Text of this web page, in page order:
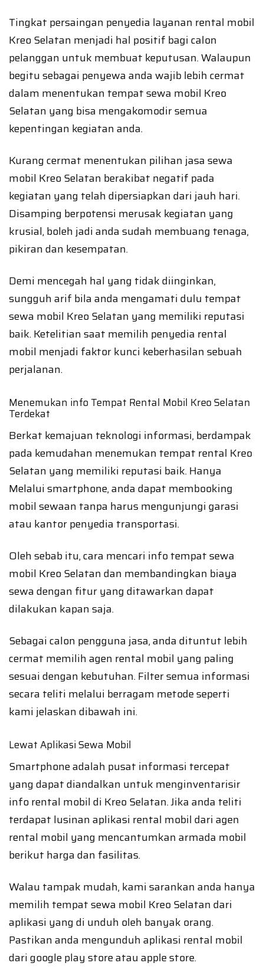
Tingkat persaingan penyedia layanan rental mobil
Kreo Selatan menjadi hal positif bagi calon
pelanggan untuk membuat keputusan. Walaupun
begitu sebagai penyewa anda wajib lebih cermat
dalam menentukan tempat sewa mobil Kreo
Selatan yang bisa mengakomodir semua
kepentingan kegiatan anda.
Kurang cermat menentukan pilihan jasa sewa
mobil Kreo Selatan berakibat negatif pada
kegiatan yang telah dipersiapkan dari jauh hari.
Disamping berpotensi merusak kegiatan yang
krusial, boleh jadi anda sudah membuang tenaga,
pikiran dan kesempatan.
Demi mencegah hal yang tidak diinginkan,
sungguh arif bila anda mengamati dulu tempat
sewa mobil Kreo Selatan yang memiliki reputasi
baik. Ketelitian saat memilih penyedia rental
mobil menjadi faktor kunci keberhasilan sebuah
perjalanan.
Menemukan info Tempat Rental Mobil Kreo Selatan
Terdekat
Berkat kemajuan teknologi informasi, berdampak
pada kemudahan menemukan tempat rental Kreo
Selatan yang memiliki reputasi baik. Hanya
Melalui smartphone, anda dapat membooking
mobil sewaan tanpa harus mengunjungi garasi
atau kantor penyedia transportasi.
Oleh sebab itu, cara mencari info tempat sewa
mobil Kreo Selatan dan membandingkan biaya
sewa dengan fitur yang ditawarkan dapat
dilakukan kapan saja.
Sebagai calon pengguna jasa, anda dituntut lebih
cermat memilih agen rental mobil yang paling
sesuai dengan kebutuhan. Filter semua informasi
secara teliti melalui berragam metode seperti
kami jelaskan dibawah ini.
Lewat Aplikasi Sewa Mobil
Smartphone adalah pusat informasi tercepat
yang dapat diandalkan untuk menginventarisir
info rental mobil di Kreo Selatan. Jika anda teliti
terdapat lusinan aplikasi rental mobil dari agen
rental mobil yang mencantumkan armada mobil
berikut harga dan fasilitas.
Walau tampak mudah, kami sarankan anda hanya
memilih tempat sewa mobil Kreo Selatan dari
aplikasi yang di unduh oleh banyak orang.
Pastikan anda mengunduh aplikasi rental mobil
dari google play store atau apple store.